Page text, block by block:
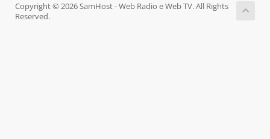
Copyright © 2026 SamHost - Web Radio e Web TV. All Rights
Reserved.